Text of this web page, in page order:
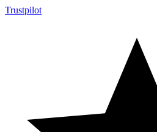
Trustpilot